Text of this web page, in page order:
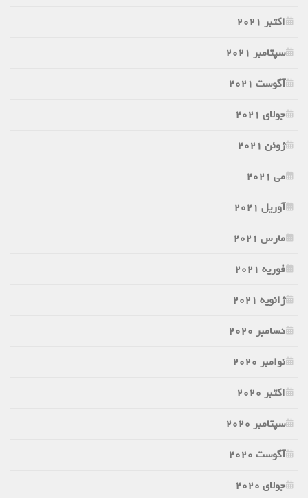
اکتبر 2021
سپتامبر 2021
آگوست 2021
جولای 2021
ژوئن 2021
می 2021
آوریل 2021
مارس 2021
فوریه 2021
ژانویه 2021
دسامبر 2020
نوامبر 2020
اکتبر 2020
سپتامبر 2020
آگوست 2020
جولای 2020